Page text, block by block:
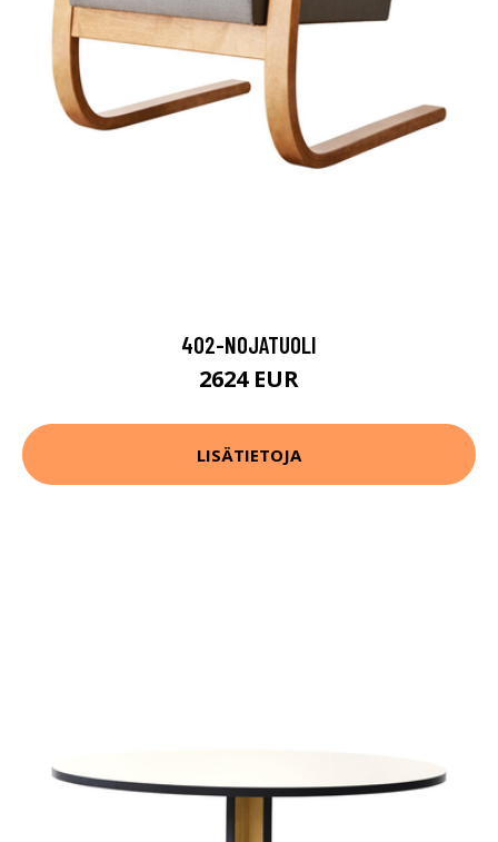
402-NOJATUOLI
2624 EUR
LISÄTIETOJA